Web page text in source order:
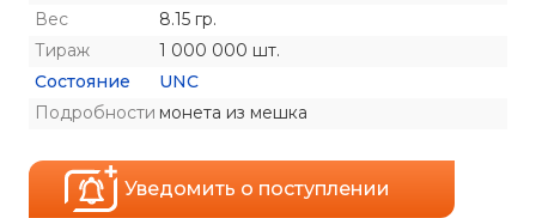
Вес
8.15 гр.
Тираж
1 000 000 шт.
Состояние
UNC
Подробности монета из мешка
Уведомить о поступлении